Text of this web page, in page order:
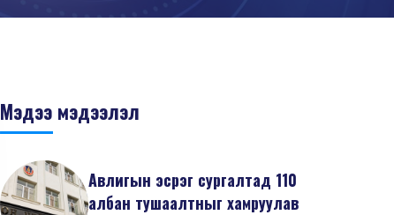
Мэдээ мэдээлэл
Авлигын эсрэг сургалтад 110
албан тушаалтныг хамруулав